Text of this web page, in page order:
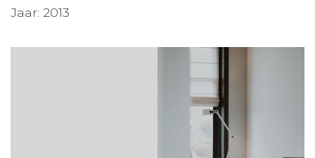
Jaar: 2013